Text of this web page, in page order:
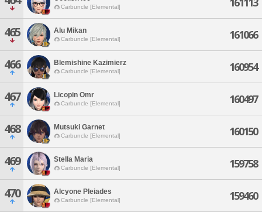
Carbuncle [Elemental]
465 Alu Mikan
Carbuncle [Elemental] 161066
466 Blemishine Kazimierz
Carbuncle [Elemental] 160954
467 Licopin Omr
Carbuncle [Elemental] 160497
468 Mutsuki Garnet
Carbuncle [Elemental] 160150
469 Stella Maria
Carbuncle [Elemental] 159758
470 Alcyone Pleiades
Carbuncle [Elemental] 159460